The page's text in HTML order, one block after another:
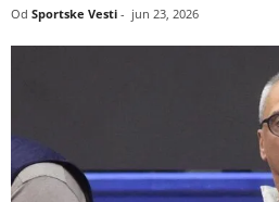
Od Sportske Vesti - jun 23, 2026